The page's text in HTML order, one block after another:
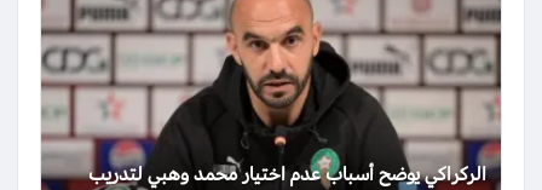
الركراكي يوضح أسباب عدم اختيار محمد وهبي لتدريب